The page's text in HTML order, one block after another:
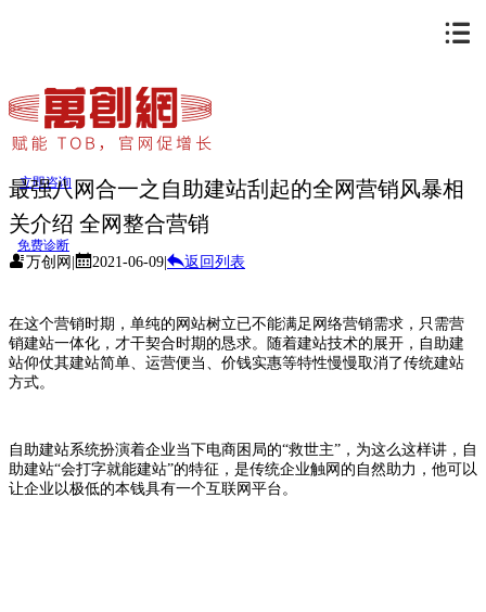
立即咨询
免费诊断
最强八网合一之自助建站刮起的全网营销风暴相
关介绍 全网整合营销
万创网 2021-06-09 返回列表
在这个营销时期，单纯的网站树立已不能满足网络营销需求，只需营
销建站一体化，才干契合时期的恳求。随着建站技术的展开，自助建
站仰仗其建站简单、运营便当、价钱实惠等特性慢慢取消了传统建站
方式。
自助建站系统扮演着企业当下电商困局的“救世主”，为这么这样讲，自
助建站“会打字就能建站”的特征，是传统企业触网的自然助力，他可以
让企业以极低的本钱具有一个互联网平台。